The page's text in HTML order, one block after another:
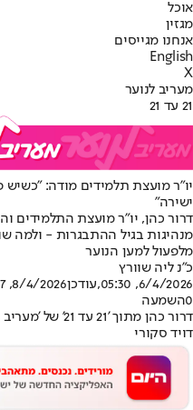
אוכל
מגזין
אנחנו מגייסים
English
X
מעריב לנוער
21 עד 21
יו"ר מועצת תלמידים מודה: "כשיש
ישירה"
דרור כהן, יו"ר מועצת התלמידים
מנהיגות בגיל ההתבגרות - ולמה
מלפעול למען הנוער
כ״נ ליה שוורץ
6/4/2026, 05:30
,עודכן8/4/2026, 13:37
0השמעה
דרור כהן מתוך
דויד סקורי